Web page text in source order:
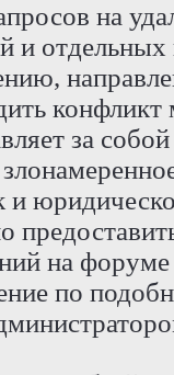
на
и отдельных
за
и
на форуме
по